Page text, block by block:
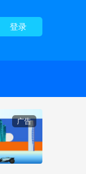
登录
广告